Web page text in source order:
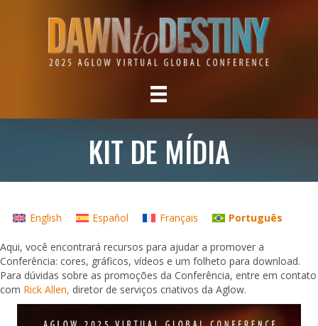
KIT DE MÍDIA
English Español Français Português
Aqui, você encontrará recursos para ajudar a promover a
Conferência: cores, gráficos, vídeos e um folheto para download.
Para dúvidas sobre as promoções da Conferência, entre em contato
com Rick Allen, diretor de serviços criativos da Aglow.